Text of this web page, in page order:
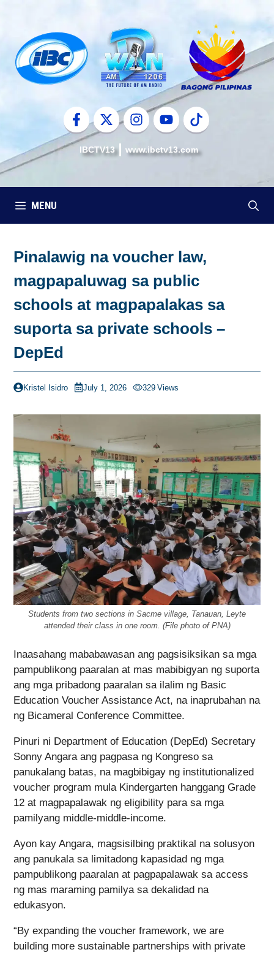
content
IBCTV13 www.ibctv13.com
MENU
Pinalawig na voucher law,
magpapaluwag sa public
schools at magpapalakas sa
suporta sa private schools –
DepEd
Kristel Isidro July 1, 2026 329 Views
Students from two sections in Sacme village, Tanauan, Leyte
attended their class in one room. (File photo of PNA)
Inaasahang mababawasan ang pagsisiksikan sa mga
pampublikong paaralan at mas mabibigyan ng suporta
ang mga pribadong paaralan sa ilalim ng Basic
Education Voucher Assistance Act, na inaprubahan na
ng Bicameral Conference Committee.
Pinuri ni Department of Education (DepEd) Secretary
Sonny Angara ang pagpasa ng Kongreso sa
panukalang batas, na magbibigay ng institutionalized
voucher program mula Kindergarten hanggang Grade
12 at magpapalawak ng eligibility para sa mga
pamilyang middle-middle-income.
Ayon kay Angara, magsisilbing praktikal na solusyon
ang panukala sa limitadong kapasidad ng mga
pampublikong paaralan at pagpapalawak sa access
ng mas maraming pamilya sa dekalidad na
edukasyon.
“By expanding the voucher framework, we are
building more sustainable partnerships with private